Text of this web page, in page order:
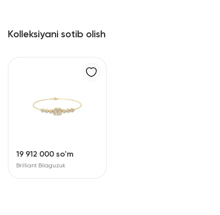
Kolleksiyani sotib olish
19 912 000 so'm
Brilliant Bilaguzuk